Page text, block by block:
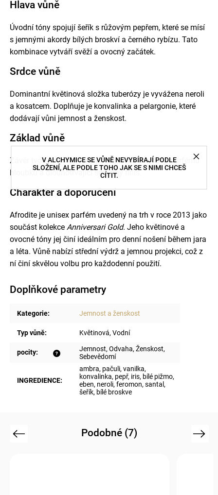
V ALCHYMICE SE VŮNĚ NEVYBÍRAJÍ PODLE
SLOŽENÍ, ALE PODLE TOHO JAK SE S NIMI CHCEŠ
CÍTIT.
Hlava vůně
Úvodní tóny spojují šeřík s růžovým pepřem, které se mísí
s jemnými akordy bílých broskví a černého rybízu. Tato
kombinace vytváří svěží a ovocný začátek.
Srdce vůně
Dominantní květinová složka tuberózy je vyvážena neroli
a kosatcem. Doplňuje je konvalinka a pelargonie, které
dodávají vůni jemnost a ženskost.
Základ vůně
Závěr tvoří smyslné tóny pačuli, které dodávají parfému
hloubku a dlouhotrvající smyslný finiš.
Charakter a doporučení
Afrodite je unisex parfém uvedený na trh v roce 2013 jako
součást kolekce Anniversari Gold. Jeho květinové a
ovocné tóny jej činí ideálním pro denní nošení během jara
a léta. Vůně nabízí střední výdrž a jemnou projekci, což z
ní činí skvělou volbu pro každodenní použití.
Doplňkové parametry
Kategorie: Jemnost a ženskost
Typ vůně: Květinová, Vodní
?
pocity:
Jemnost, Odvaha, Ženskost,
Sebevědomí
INGREDIENCE:
ambra, pačuli, vanilka,
konvalinka, pepř, iris, bílé pižmo,
eben, neroli, feromon, santal,
šeřík, bílé broskve
Podobné (7)
Previous Next